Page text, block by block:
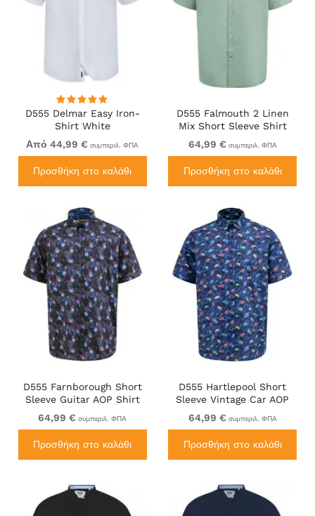
D555 Delmar Easy Iron-
Shirt White
Από 44,99 € συμπεριλ. ΦΠΑ
Προσθήκη στο καλάθι
D555 Falmouth 2 Linen
Mix Short Sleeve Shirt
With Button Down Mint
64,99 € συμπεριλ. ΦΠΑ
Προσθήκη στο καλάθι
D555 Farnborough Short
Sleeve Guitar AOP Shirt
With Hidden Button Down
Black
64,99 € συμπεριλ. ΦΠΑ
Προσθήκη στο καλάθι
D555 Hartlepool Short
Sleeve Vintage Car AOP
Stretch Shirt Blue
64,99 € συμπεριλ. ΦΠΑ
Προσθήκη στο καλάθι